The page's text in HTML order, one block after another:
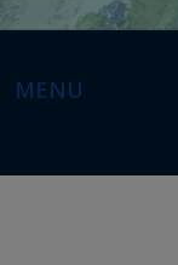
MENU